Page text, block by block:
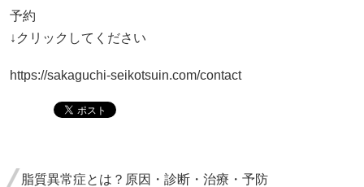
予約
↓クリックしてください
https://sakaguchi-seikotsuin.com/contact
脂質異常症とは？原因・診断・治療・予防